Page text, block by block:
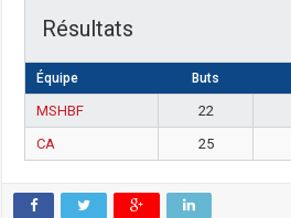
Résultats
Équipe Buts
MSHBF 22
CA
25